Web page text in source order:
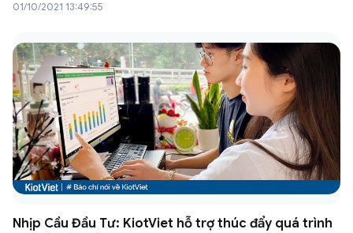
01/10/2021 13:49:55
Nhịp Cầu Đầu Tư: KiotViet hỗ trợ thúc đẩy quá trình